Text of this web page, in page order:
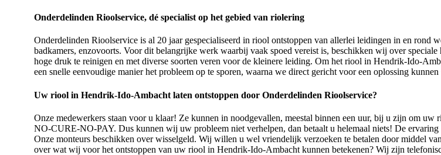
Onderdelinden Rioolservice, dé specialist op het gebied van riolering
Onderdelinden Rioolservice is al 20 jaar gespecialiseerd in riool ontstoppen van allerlei leidingen in en rond
badkamers, enzovoorts. Voor dit belangrijke werk waarbij vaak spoed vereist is, beschikken wij over
hoge druk te reinigen en met diverse soorten veren voor de kleinere leiding. Om het riool in Hendrik-Ido-
een snelle eenvoudige manier het probleem op te sporen, waarna we direct gericht voor een oplossing
Uw riool in Hendrik-Ido-Ambacht laten ontstoppen door Onderdelinden Rioolservice?
Onze medewerkers staan voor u klaar! Ze kunnen in noodgevallen, meestal binnen een uur, bij u zijn om
NO-CURE-NO-PAY. Dus kunnen wij uw probleem niet verhelpen, dan betaalt u helemaal niets! De
Onze monteurs beschikken over wisselgeld. Wij willen u wel vriendelijk verzoeken te betalen door middel
over wat wij voor het ontstoppen van uw riool in Hendrik-Ido-Ambacht kunnen betekenen? Wij zijn